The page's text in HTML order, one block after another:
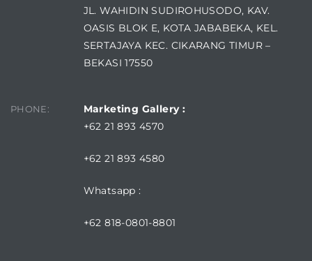
JL. WAHIDIN SUDIROHUSODO, KAV.
OASIS BLOK E, KOTA JABABEKA, KEL.
SERTAJAYA KEC. CIKARANG TIMUR –
BEKASI 17550
PHONE:
Marketing Gallery :
+62 21 893 4570
+62 21 893 4580
Whatsapp :
+62 818-0801-8801